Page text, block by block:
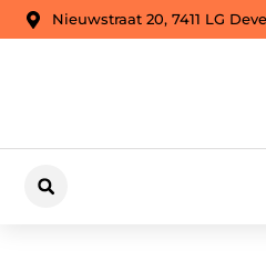
Nieuwstraat 20, 7411 LG